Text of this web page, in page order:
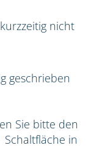
nicht
geschrieben
Sie bitte den
in